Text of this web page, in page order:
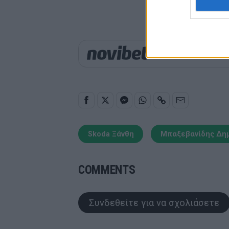
Skoda Ξάνθη Μπαξεβανίδης
COMMENTS
Συνδεθείτε για να σχολιάσετε